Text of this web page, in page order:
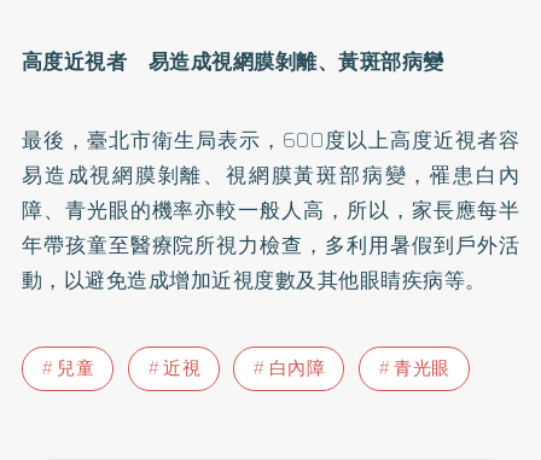
高度近視者 易造成視網膜剝離、黃斑部病變
最後，臺北市衛生局表示，600度以上高度近視者容
易造成視網膜剝離、視網膜黃斑部病變，罹患白內
障、青光眼的機率亦較一般人高，所以，家長應每半
年帶孩童至醫療院所視力檢查，多利用暑假到戶外活
動，以避免造成增加近視度數及其他眼睛疾病等。
兒童 近視 白內障 青光眼